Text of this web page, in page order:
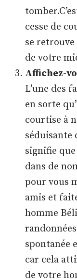
cesse de
se
de votre
Affichez-
L’une des
en sorte
courtise à
séduisante
signifie
dans de
pour vous
amis et
homme
spontanée
car cela
de votre